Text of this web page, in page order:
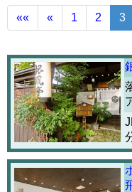
«« « 1 2 3